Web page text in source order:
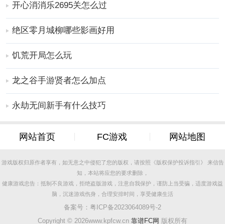
开心消消乐2695关怎么过
绝区零月城柳哪些影画好用
饥荒开局怎么玩
龙之谷手游贤者怎么加点
永劫无间新手有什么技巧
网站首页 FC游戏 网站地图
游戏版权归原作者享有，如无意之中侵犯了您的版权，请按照《版权保护投诉指引》 来信告
知，本站将应您的要求删除，
健康游戏忠告：抵制不良游戏，拒绝盗版游戏，注意自我保护，谨防上当受骗，适度游戏益
脑，沉迷游戏伤身，合理安排时间，享受健康生活
备案号： 粤ICP备2023064089号-2
Copyright © 2026www.kpfcw.cn 靠谱FC网 版权所有